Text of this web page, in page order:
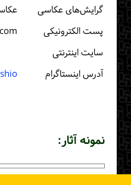
گرایش‌های عکاسی
پست الكترونیكی
سایت اینترنتی
آدرس اینستاگرام
نمونه آثار: